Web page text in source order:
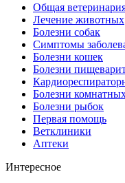
Общая
Лечение животных
Болезни собак
Симптомы
Болезни кошек
Болезни
Болезни
Болезни рыбок
Первая помощь
Ветклиники
Аптеки
Интересное